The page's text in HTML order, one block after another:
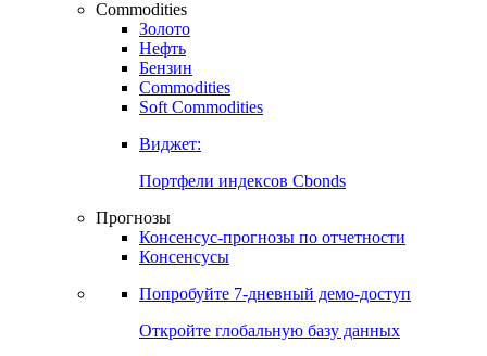
Commodities
Золото
Нефть
Бензин
Commodities
Soft Commodities
Виджет:
Портфели индексов Cbonds
Прогнозы
Консенсус-прогнозы по отчетности
Консенсусы
Попробуйте 7-дневный демо-доступ
Откройте глобальную базу данных